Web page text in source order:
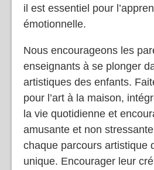
il est essentiel pour
émotionnelle.
Nous encourageons les
enseignants à se plonger
artistiques des enfants.
pour l’art à la maison,
la vie quotidienne et
amusante et non
chaque parcours artistique
unique. Encourager leur